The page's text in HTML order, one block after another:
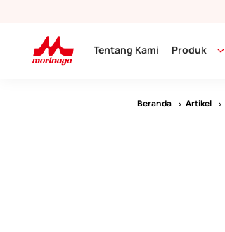
Tentang Kami Produk
Beranda Artikel